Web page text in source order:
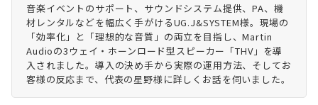
音楽イベントのサポート、サウンドシステム提供、PA、機
材レンタルなどを幅広く手がけるUG.J&SYSTEM様。現場の
「効率化」と「理想的な音質」の両立を目指し、Martin
Audioの3ウェイ・ホーンロード型スピーカー「THV」を導
入されました。導入の決め手から実際の運用方法、そしてお
客様の反応まで、代表の星野様に詳しくお話を伺いました。